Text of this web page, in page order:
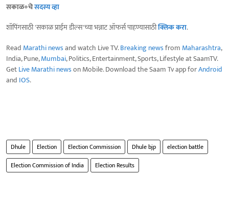
सकाळ+चेसदस्य व्हा
शॉपिंगसाठी 'सकाळ प्राईम डील्स'च्या भन्नाट ऑफर्स पाहण्यासाठीक्लिक करा.
Read Marathi newsand watch Live TV.Breaking newsfrom Maharashtra,
India, Pune,Mumbai, Politics, Entertainment, Sports, Lifestyle at SaamTV.
GetLive Marathi newson Mobile. Download the Saam Tv app forAndroid
and IOS.
Dhule Election Election Commission Dhule bjp
election battle
Election Commission of India
Election Results